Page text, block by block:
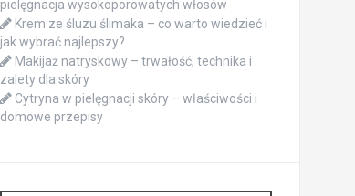
pielęgnacja wysokoporowatych włosów
Krem ze śluzu ślimaka – co warto wiedzieć i
jak wybrać najlepszy?
Makijaż natryskowy – trwałość, technika i
zalety dla skóry
Cytryna w pielęgnacji skóry – właściwości i
domowe przepisy